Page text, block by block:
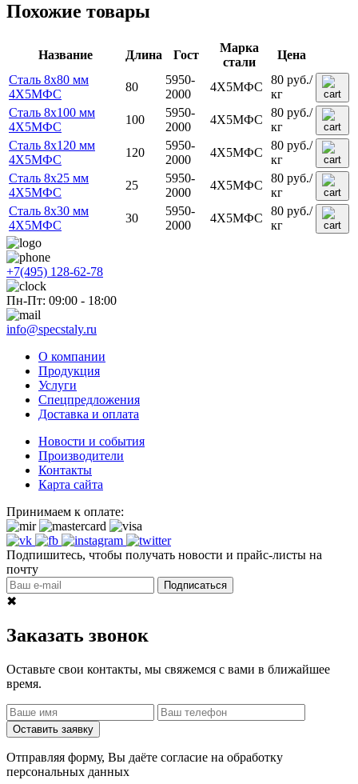
Похожие товары
Название Длина Гост
Марка
стали
Цена
Сталь 8x80 мм
4Х5МФС
80
5950-
2000
4Х5МФС
80 руб./
кг
Сталь 8x100 мм
4Х5МФС
100
5950-
2000
4Х5МФС
80 руб./
кг
Сталь 8x120 мм
4Х5МФС
120
5950-
2000
4Х5МФС
80 руб./
кг
Сталь 8x25 мм
4Х5МФС
25
5950-
2000
4Х5МФС
80 руб./
кг
Сталь 8x30 мм
4Х5МФС
30
5950-
2000
4Х5МФС
80 руб./
кг
+7(495) 128-62-78
Пн-Пт: 09:00 - 18:00
info@specstaly.ru
О компании
Продукция
Услуги
Спецпредложения
Доставка и оплата
Новости и события
Производители
Контакты
Карта сайта
Принимаем к оплате:
Подпишитесь, чтобы получать новости и прайс-листы на
почту
Подписаться
✖
Заказать звонок
Оставьте свои контакты, мы свяжемся с вами в ближайшее
время.
Оставить заявку
Отправляя форму, Вы даёте согласие на обработку
персональных данных